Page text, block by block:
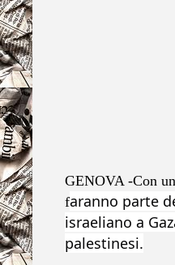
GENOVA -Con
faranno parte
israeliano a
palestinesi.